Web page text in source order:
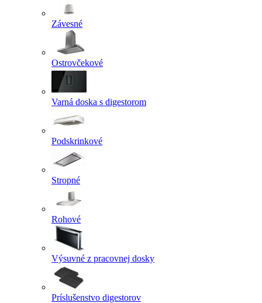
Závesné
Ostrovčekové
Varná doska s digestorom
Podskrinkové
Stropné
Rohové
Výsuvné z pracovnej dosky
Príslušenstvo digestorov